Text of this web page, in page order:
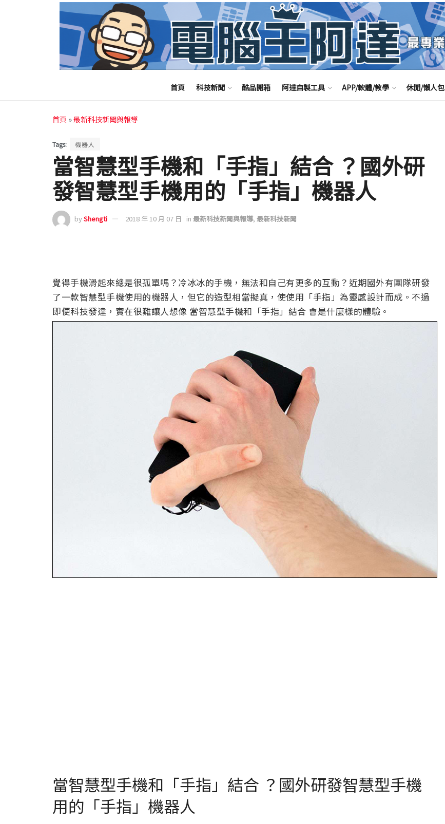
首頁 科技新聞 酷品開箱 阿達自製工具 APP/軟體/教學 休閒/懶人包
首頁 »最新科技新聞與報導
Tags: 機器人
當智慧型手機和「手指」結合 ？國外研
發智慧型手機用的「手指」機器人
byShengti 2018 年 10 月 07 日 in 最新科技新聞與報導, 最新科技新聞
覺得手機滑起來總是很孤單嗎？冷冰冰的手機，無法和自己有更多的互動？近期國外有團隊研發
了一款智慧型手機使用的機器人，但它的造型相當擬真，使使用「手指」為靈感設計而成。不過
即便科技發達，實在很難讓人想像 當智慧型手機和「手指」結合 會是什麼樣的體驗。
當智慧型手機和「手指」結合 ？國外研發智慧型手機
用的「手指」機器人